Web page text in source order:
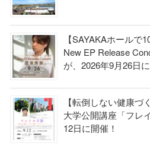
【SAYAKAホールで
New EP Release
が、2026年9月26日
【転倒しない健康づ
大学公開講座「フレ
12日に開催！